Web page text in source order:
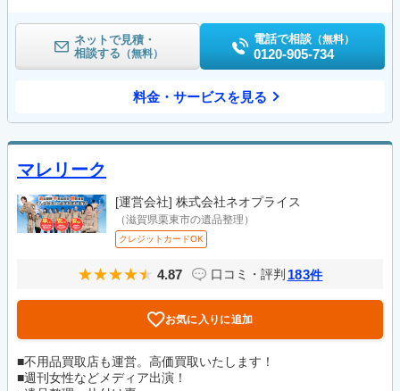
ネットで見積・
相談する （無料）
電話で相談 （無料）
0120-905-734
料金・サービスを見る
マレリーク
[運営会社] 株式会社ネオプライス
（滋賀県栗東市の遺品整理）
クレジットカードOK
4.87 口コミ・評判 183件
お気に入りに追加
■不用品買取店も運営。高価買取いたします！
■週刊女性などメディア出演！